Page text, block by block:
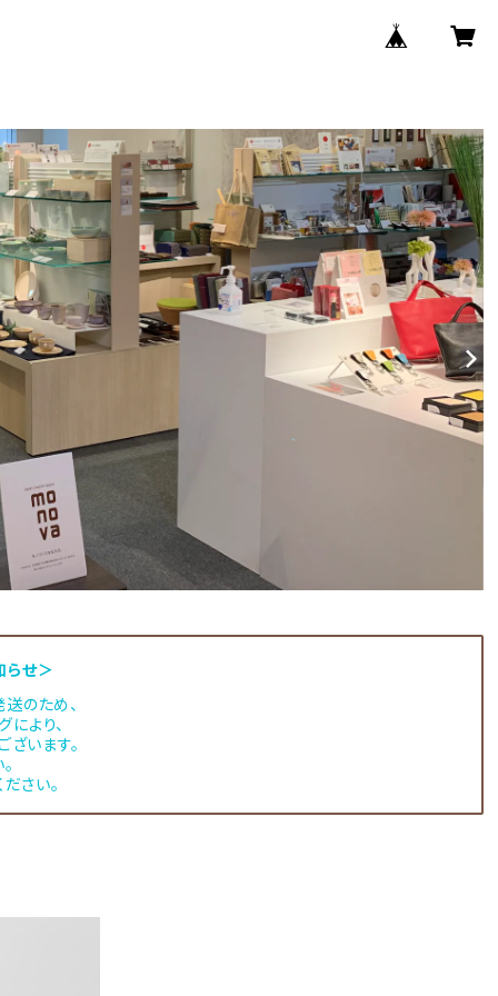
らせ＞
のため、
より、
います。
さい。